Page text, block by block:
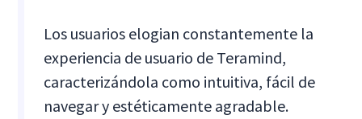
Los usuarios elogian constantemente la
experiencia de usuario de Teramind,
caracterizándola como intuitiva, fácil de
navegar y estéticamente agradable.